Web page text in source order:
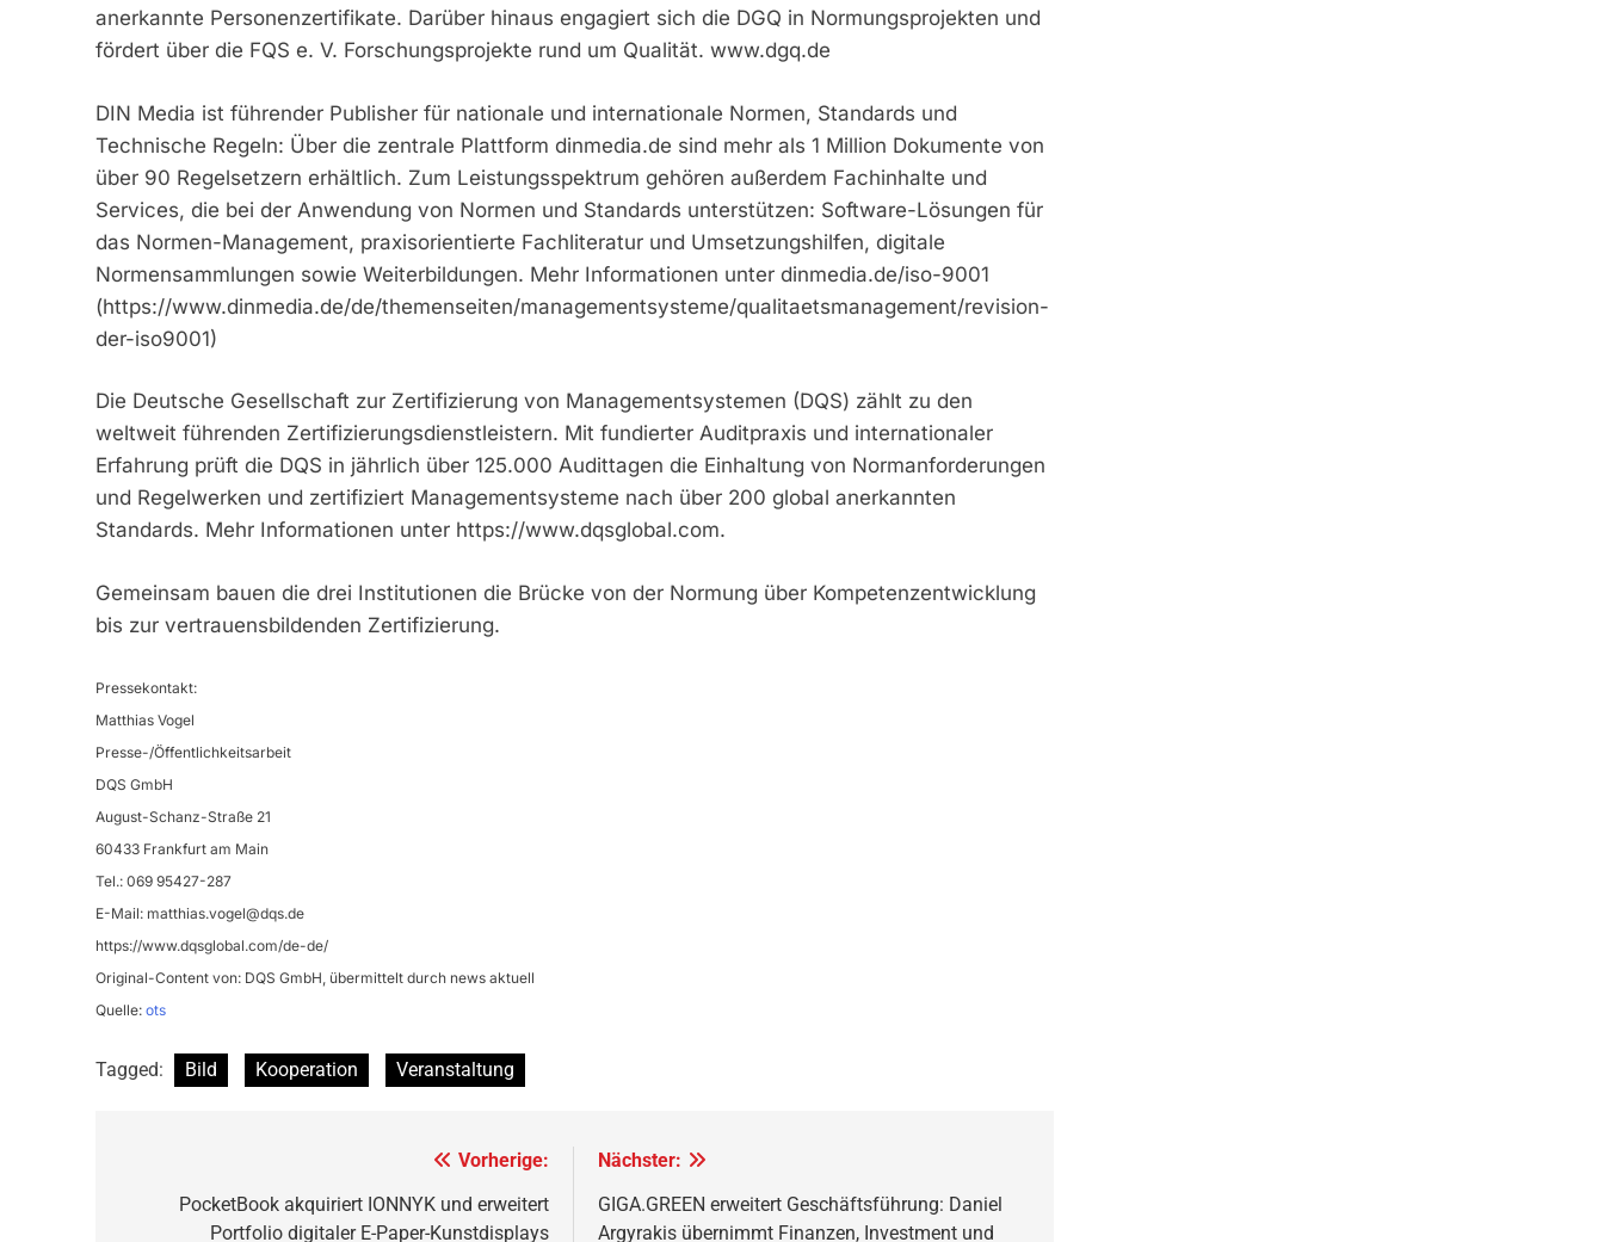
anerkannte Personenzertifikate. Darüber hinaus engagiert sich die DGQ in Normungsprojekten und
fördert über die FQS e. V. Forschungsprojekte rund um Qualität. www.dgq.de
DIN Media ist führender Publisher für nationale und internationale Normen, Standards und
Technische Regeln: Über die zentrale Plattform dinmedia.de sind mehr als 1 Million Dokumente von
über 90 Regelsetzern erhältlich. Zum Leistungsspektrum gehören außerdem Fachinhalte und
Services, die bei der Anwendung von Normen und Standards unterstützen: Software-Lösungen für
das Normen-Management, praxisorientierte Fachliteratur und Umsetzungshilfen, digitale
Normensammlungen sowie Weiterbildungen. Mehr Informationen unter dinmedia.de/iso-9001
(https://www.dinmedia.de/de/themenseiten/managementsysteme/qualitaetsmanagement/revision-
der-iso9001)
Die Deutsche Gesellschaft zur Zertifizierung von Managementsystemen (DQS) zählt zu den
weltweit führenden Zertifizierungsdienstleistern. Mit fundierter Auditpraxis und internationaler
Erfahrung prüft die DQS in jährlich über 125.000 Audittagen die Einhaltung von Normanforderungen
und Regelwerken und zertifiziert Managementsysteme nach über 200 global anerkannten
Standards. Mehr Informationen unter https://www.dqsglobal.com.
Gemeinsam bauen die drei Institutionen die Brücke von der Normung über Kompetenzentwicklung
bis zur vertrauensbildenden Zertifizierung.
Pressekontakt:
Matthias Vogel
Presse-/Öffentlichkeitsarbeit
DQS GmbH
August-Schanz-Straße 21
60433 Frankfurt am Main
Tel.: 069 95427-287
E-Mail: matthias.vogel@dqs.de
https://www.dqsglobal.com/de-de/
Original-Content von: DQS GmbH, übermittelt durch news aktuell
Quelle: ots
Tagged: Bild Kooperation Veranstaltung
Vorherige:
PocketBook akquiriert IONNYK und erweitert
Portfolio digitaler E-Paper-Kunstdisplays
Nächster:
GIGA.GREEN erweitert Geschäftsführung: Daniel
Argyrakis übernimmt Finanzen, Investment und